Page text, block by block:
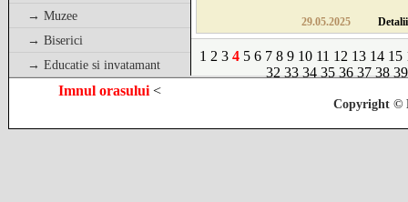
→ Muzee
→ Biserici
→ Educatie si invatamant
29.05.2025 Detalii
1 2 3 4 5 6 7 8 9 10 11 12 13 14 15
32 33 34 35 36 37 38 39
Imnul orasului <
Copyright ©